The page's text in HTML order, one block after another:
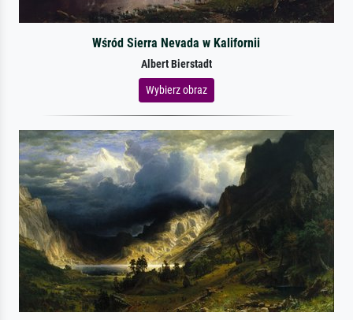
Wśród Sierra Nevada w Kalifornii
Albert Bierstadt
Wybierz obraz